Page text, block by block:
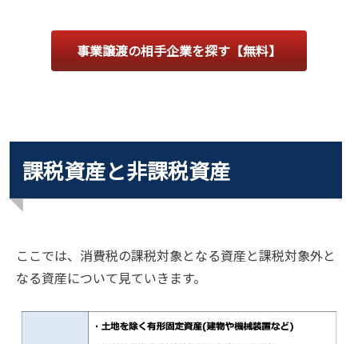
事業譲渡の相手企業を探す【無料】
課税資産と非課税資産
ここでは、消費税の課税対象となる資産と課税対象外と
なる資産について見ていきます。